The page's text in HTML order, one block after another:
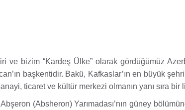
ve bizim “Kardeş Ülke” olarak gördüğümüz
başkentidir. Bakü, Kafkaslar’ın en büyük
ticaret ve kültür merkezi olmanın yanı sıra
(Absheron) Yarımadası’nın güney